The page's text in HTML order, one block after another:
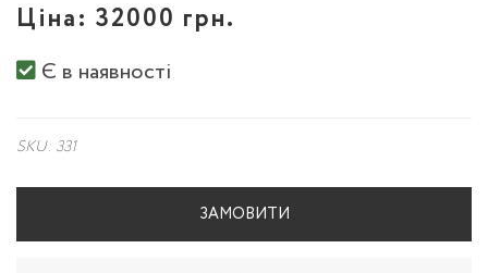
Ціна: 32000 грн.
Є в наявності
SKU: 331
ЗАМОВИТИ